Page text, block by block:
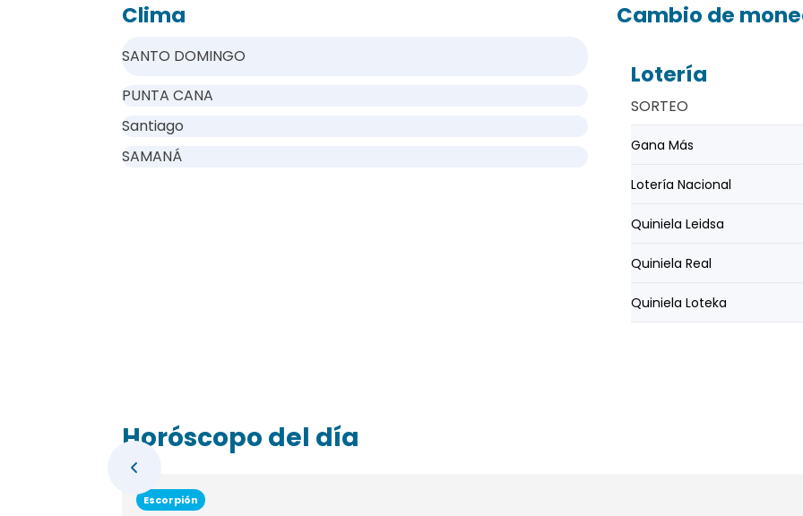
Clima
SANTO DOMINGO
PUNTA CANA
Santiago
SAMANÁ
Cambio de
Lotería
SORTEO
Gana Más
Lotería Nacional
Quiniela Leidsa
Quiniela Real
Quiniela Loteka
Horóscopo del día
Escorpión